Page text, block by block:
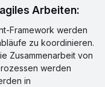
Arbeiten:
Framework werden
zu koordinieren.
Zusammenarbeit von
werden
in